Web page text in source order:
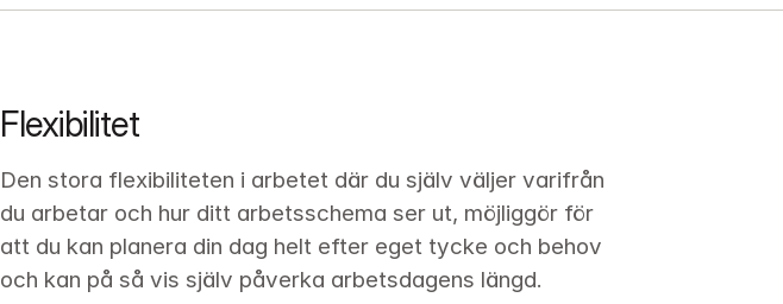
Flexibilitet
Den stora flexibiliteten i arbetet där du själv väljer varifrån
du arbetar och hur ditt arbetsschema ser ut, möjliggör för
att du kan planera din dag helt efter eget tycke och behov
och kan på så vis själv påverka arbetsdagens längd.